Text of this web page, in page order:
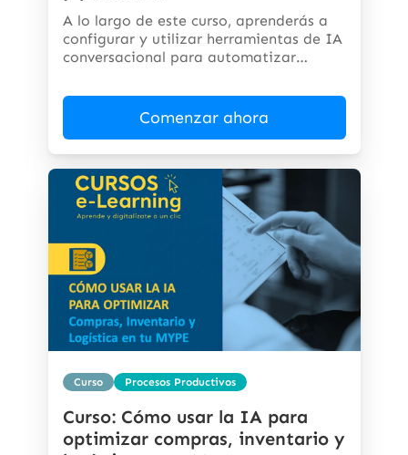
A lo largo de este curso, aprenderás a
configurar y utilizar herramientas de IA
conversacional para automatizar
Comenzar ahora
Curso Procesos Productivos
Curso: Cómo usar la IA para
optimizar compras, inventario y